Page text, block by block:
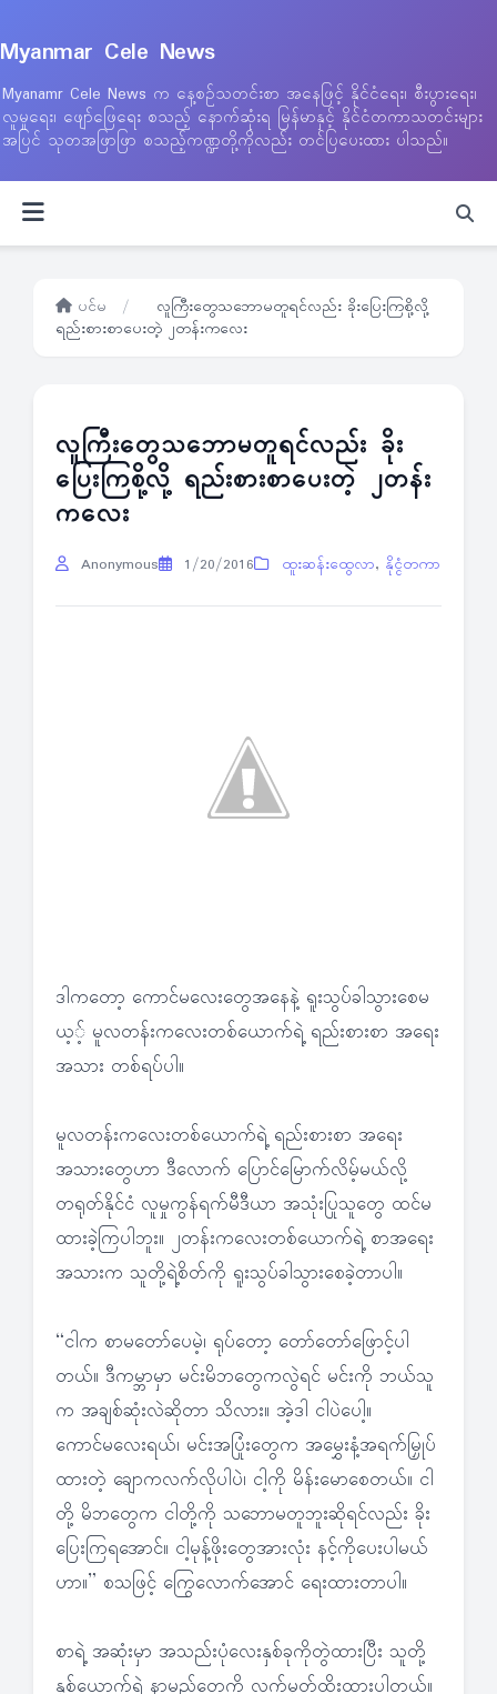
Myanmar Cele News
Myanamr Cele News က နေ့စဉ်သတင်းစာ အနေဖြင့် နိုင်ငံရေး၊ စီးပွားရေး၊
လူမှုရေး၊ ဖျော်ဖြေရေး စသည့် နောက်ဆုံးရ မြန်မာနှင့် နိုင်ငံတကာသတင်းများ
အပြင် သုတအဖြာဖြာ စသည့်ကဏ္ဍတို့ကိုလည်း တင်ပြပေးထား ပါသည်။
ပင်မ /
လူကြီးတွေသဘောမတူရင်လည်း ခိုးပြေးကြစို့လို့
ရည်းစားစာပေးတဲ့ ၂တန်းကလေး
လူကြီးတွေသဘောမတူရင်လည်း ခိုး
ပြေးကြစို့လို့ ရည်းစားစာပေးတဲ့ ၂တန်း
ကလေး
Anonymous 1/20/2016 ထူးဆန်းထွေလာ, နိုင္ငံတကာ
ဒါကတော့ ကောင်မလေးတွေအနေနဲ့ ရူးသွပ်ခါသွားစေမ
ယ့့် မူလတန်းကလေးတစ်ယောက်ရဲ့ ရည်းစားစာ အရေး
အသား တစ်ရပ်ပါ။
မူလတန်းကလေးတစ်ယောက်ရဲ့ ရည်းစားစာ အရေး
အသားတွေဟာ ဒီလောက် ပြောင်မြောက်လိမ့်မယ်လို့
တရုတ်နိုင်ငံ လူမှုကွန်ရက်မီဒီယာ အသုံးပြုသူတွေ ထင်မ
ထားခဲ့ကြပါဘူး။ ၂တန်းကလေးတစ်ယောက်ရဲ့ စာအရေး
အသားက သူတို့ရဲ့စိတ်ကို ရူးသွပ်ခါသွားစေခဲ့တာပါ။
“ငါက စာမတော်ပေမဲ့၊ ရုပ်တော့ တော်တော်ဖြောင့်ပါ
တယ်။ ဒီကမ္ဘာမှာ မင်းမိဘတွေကလွဲရင် မင်းကို ဘယ်သူ
က အချစ်ဆုံးလဲဆိုတာ သိလား။ အဲ့ဒါ ငါပဲပေါ့။
ကောင်မလေးရယ်၊ မင်းအပြုံးတွေက အမွှေးနံ့အရက်မြှုပ်
ထားတဲ့ ချောကလက်လိုပါပဲ၊ ငါ့ကို မိန်းမောစေတယ်။ ငါ
တို့ မိဘတွေက ငါတို့ကို သဘောမတူဘူးဆိုရင်လည်း ခိုး
ပြေးကြရအောင်။ ငါ့မုန့်ဖိုးတွေအားလုံး နင့်ကိုပေးပါမယ်
ဟာ။” စသဖြင့် ကြွေလောက်အောင် ရေးထားတာပါ။
စာရဲ့ အဆုံးမှာ အသည်းပုံလေးနှစ်ခုကိုတွဲထားပြီး သူတို့
နှစ်ယောက်ရဲ့ နာမည်တွေကို လက်မှတ်ထိုးထားပါတယ်။